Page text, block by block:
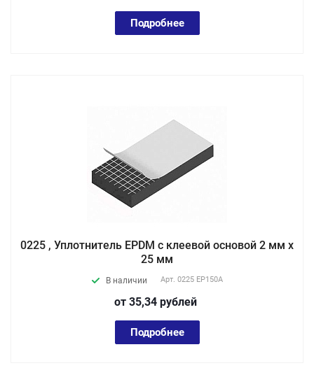
Подробнее
0225 , Уплотнитель EPDM с клеевой основой 2 мм х
25 мм
В наличии Арт. 0225 EP150А
от 35,34 рублей
Подробнее